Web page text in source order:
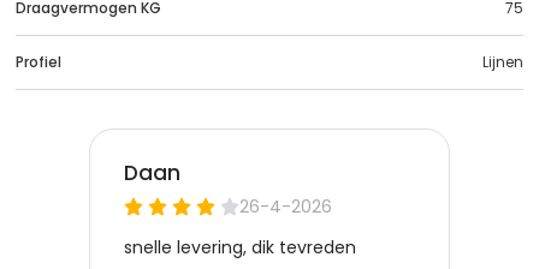
Draagvermogen KG 75
Profiel Lijnen